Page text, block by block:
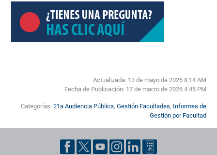
Actualizada: 13 de mayo de 2026 8:14 AM
Fecha de Publicación: 17 de marzo de 2026 4:45 PM
Categorías: 21a Audiencia Pública, Gestión Facultades, Informes de
Gestión por Facultad
Pie de página con información de contacto, redes sociales y datos